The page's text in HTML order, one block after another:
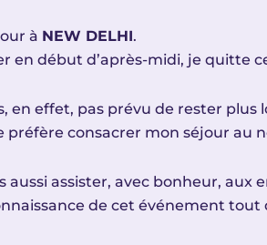
à NEW DELHI.
en début d’après-midi, je quitte
en effet, pas prévu de rester
préfère consacrer mon séjour au
aussi assister, avec bonheur, aux
de cet événement